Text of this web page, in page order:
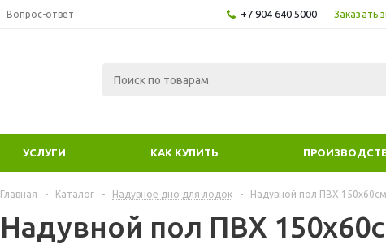
Вопрос-ответ +7 904 640 5000 Заказать
УСЛУГИ КАК КУПИТЬ
Главная - Каталог - Надувное дно для лодок - Надувной пол ПВХ
Надувной пол ПВХ